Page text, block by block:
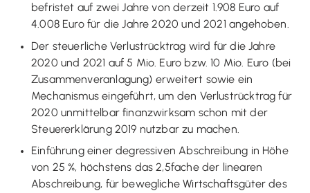
befristet auf zwei Jahre von derzeit 1.908 Euro auf
4.008 Euro für die Jahre 2020 und 2021 angehoben.
Der steuerliche Verlustrücktrag wird für die Jahre
2020 und 2021 auf 5 Mio. Euro bzw. 10 Mio. Euro (bei
Zusammenveranlagung) erweitert sowie ein
Mechanismus eingeführt, um den Verlustrücktrag für
2020 unmittelbar finanzwirksam schon mit der
Steuererklärung 2019 nutzbar zu machen.
Einführung einer degressiven Abschreibung in Höhe
von 25 %, höchstens das 2,5fache der linearen
Abschreibung, für bewegliche Wirtschaftsgüter des